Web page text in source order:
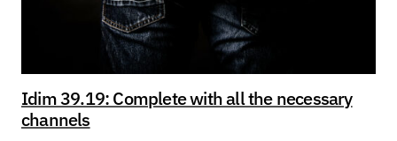
Idim 39.19: Complete with all the necessary
channels